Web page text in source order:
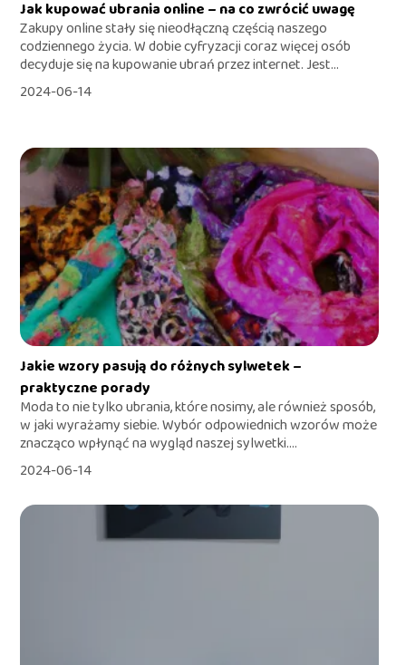
Jak kupować ubrania online – na co zwrócić uwagę
Zakupy online stały się nieodłączną częścią naszego
codziennego życia. W dobie cyfryzacji coraz więcej osób
decyduje się na kupowanie ubrań przez internet. Jest...
2024-06-14
Jakie wzory pasują do różnych sylwetek –
praktyczne porady
Moda to nie tylko ubrania, które nosimy, ale również sposób,
w jaki wyrażamy siebie. Wybór odpowiednich wzorów może
znacząco wpłynąć na wygląd naszej sylwetki....
2024-06-14